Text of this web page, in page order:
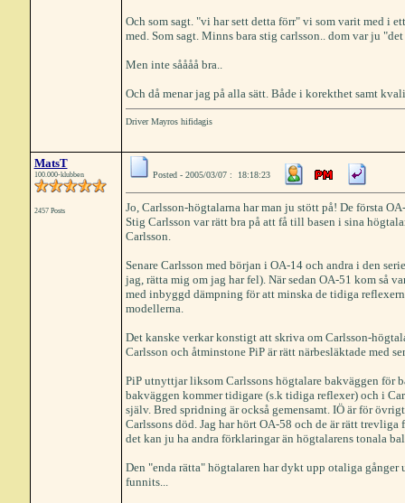
Och som sagt. "vi har sett detta förr" vi som varit med i
med. Som sagt. Minns bara stig carlsson.. dom var ju
Men inte såååå bra..
Och då menar jag på alla sätt. Både i korekthet samt
Driver Mayros hifidagis
MatsT
100.000-klubben
2457 Posts
Posted - 2005/03/07 : 18:18:23
Jo, Carlsson-högtalarna har man ju stött på! De första
Stig Carlsson var rätt bra på att få till basen i sina
Carlsson.
Senare Carlsson med början i OA-14 och andra i den
jag, rätta mig om jag har fel). När sedan OA-51 kom så
med inbyggd dämpning för att minska de tidiga
modellerna.
Det kanske verkar konstigt att skriva om Carlsson-
Carlsson och åtminstone PiP är rätt närbesläktade med
PiP utnyttjar liksom Carlssons högtalare bakväggen för
bakväggen kommer tidigare (s.k tidiga reflexer) och i
själv. Bred spridning är också gemensamt. IÖ är för
Carlssons död. Jag har hört OA-58 och de är rätt
det kan ju ha andra förklaringar än högtalarens tonala
Den "enda rätta" högtalaren har dykt upp otaliga gånger
funnits...